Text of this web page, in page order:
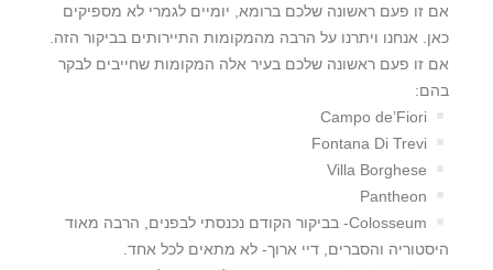
אם זו פעם ראשונה שלכם ברומא, יומיים לגמרי לא מספיקים
כאן. אנחנו ויתרנו על הרבה מהמקומות התיירותים בביקור הזה.
אם זו פעם ראשונה שלכם בעיר אלה המקומות שחייבים לבקר
בהם:
Colosseum- בביקור הקודם נכנסתי לבפנים, הרבה מאוד
היסטוריה והסברים, דיי ארוך- לא מתאים לכל אחד.